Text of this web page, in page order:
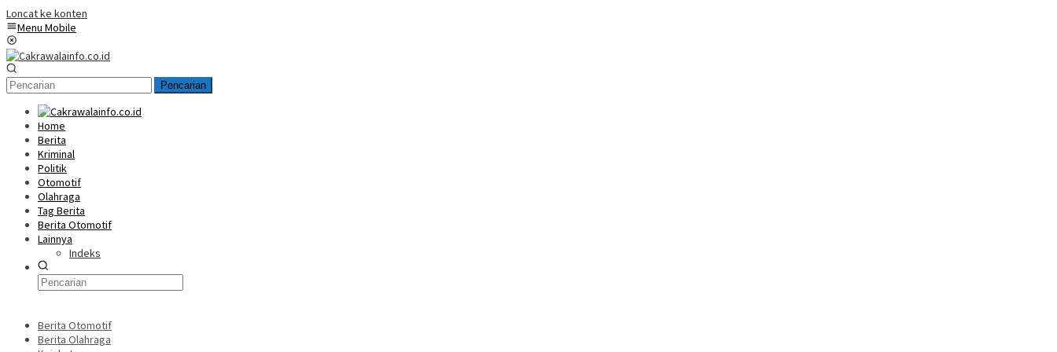
Loncat ke konten
Menu Mobile
Pencarian
Home
Berita
Kriminal
Politik
Otomotif
Olahraga
Tag Berita
Berita Otomotif
Lainnya
Indeks
Berita Otomotif
Berita Olahraga